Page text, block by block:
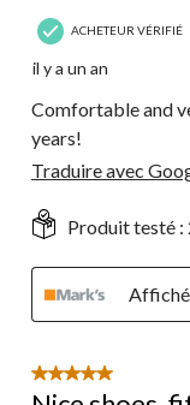
ACHETEUR VÉRIFIÉ
il y a un an
Comfortable and
years!
Traduire avec
Produit testé :
5 étoile(s) sur 5.